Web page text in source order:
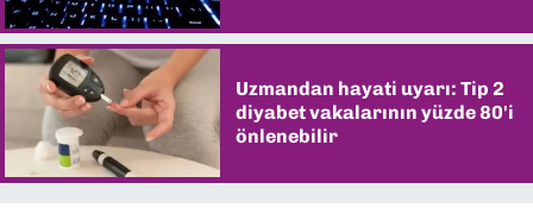
Uzmandan hayati uyarı: Tip 2
diyabet vakalarının yüzde 80'i
önlenebilir